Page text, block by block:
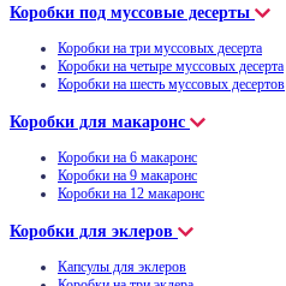
Коробки под муссовые десерты
Коробки на три муссовых десерта
Коробки на четыре муссовых десерта
Коробки на шесть муссовых десертов
Коробки для макаронс
Коробки на 6 макаронс
Коробки на 9 макаронс
Коробки на 12 макаронс
Коробки для эклеров
Капсулы для эклеров